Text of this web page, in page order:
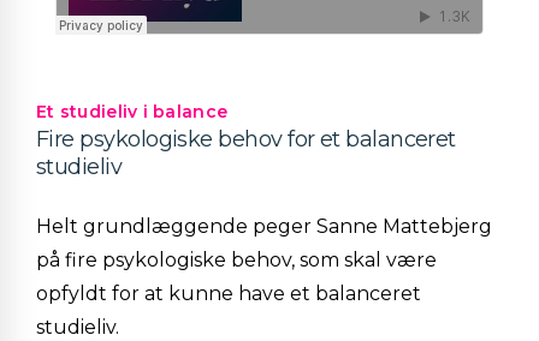
Et studieliv i balance
Fire psykologiske behov for et balanceret
studieliv
Helt grundlæggende peger Sanne Mattebjerg
på fire psykologiske behov, som skal være
opfyldt for at kunne have et balanceret
studieliv.